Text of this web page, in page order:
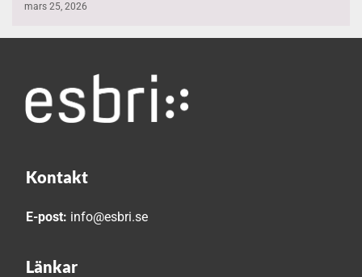
mars 25, 2026
Kontakt
E-post: info@esbri.se
Länkar